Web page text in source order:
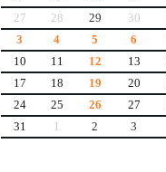
27
28 29 30
3
4 5 6
10
11 12 13
17
18 19 20
24
25 26 27
31
1 2 3